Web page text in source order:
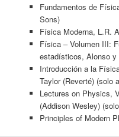
Fundamentos de
Sons)
Física Moderna, L.R.
Física – Volumen III:
estadísticos, Alonso y
Introducción a la
Taylor (Reverté) (solo
Lectures on Physics,
(Addison Wesley)
Principles of Modern